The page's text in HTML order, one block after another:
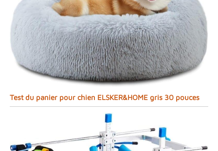
Test du panier pour chien ELSKER&HOME gris 30 pouces